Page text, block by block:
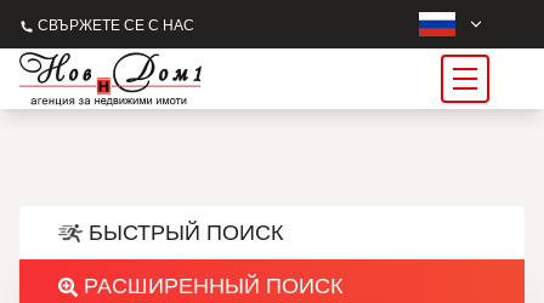
СВЪРЖЕТЕ СЕ С НАС
БЫСТРЫЙ ПОИСК
РАСШИРЕННЫЙ ПОИСК